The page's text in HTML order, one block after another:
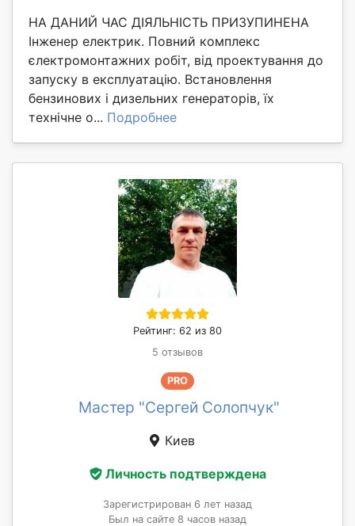
НА ДАНИЙ ЧАС ДІЯЛЬНІСТЬ ПРИЗУПИНЕНА
Інженер електрик. Повний комплекс
єлектромонтажних робіт, від проектування до
запуску в експлуатацію. Встановлення
бензинових і дизельних генераторів, їх
технічне о... Подробнее
Рейтинг: 62 из 80
5 отзывов
PRO
Мастер "Сергей Солопчук"
Киев
Личность подтверждена
Зарегистрирован 6 лет назад
Был на сайте 8 часов назад